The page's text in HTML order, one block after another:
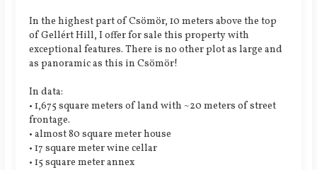
In the highest part of Csömör, 10 meters above the top
of Gellért Hill, I offer for sale this property with
exceptional features. There is no other plot as large and
as panoramic as this in Csömör!
In data:
• 1,675 square meters of land with ~20 meters of street
frontage.
• almost 80 square meter house
• 17 square meter wine cellar
• 15 square meter annex